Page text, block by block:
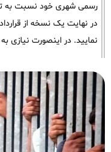
رسمی شهری خود نسبت به
در نهایت یک نسخه از
نمایید. در اینصورت نیازی